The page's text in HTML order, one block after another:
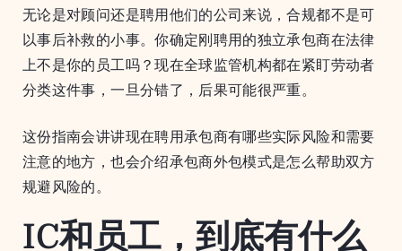
无论是对顾问还是聘用他们的公司来说，合规都不是可
以事后补救的小事。你确定刚聘用的独立承包商在法律
上不是你的员工吗？现在全球监管机构都在紧盯劳动者
分类这件事，一旦分错了，后果可能很严重。
这份指南会讲讲现在聘用承包商有哪些实际风险和需要
注意的地方，也会介绍承包商外包模式是怎么帮助双方
规避风险的。
IC和员工，到底有什么